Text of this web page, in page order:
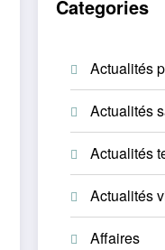
Categories
Actualités
Actualités
Actualités
Actualités
Affaires